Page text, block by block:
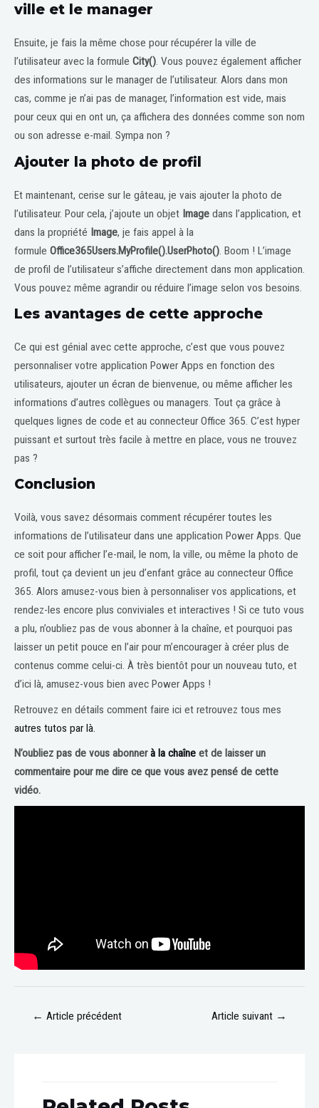
ville et le manager
Ensuite, je fais la même chose pour récupérer la ville de
l’utilisateur avec la formule City(). Vous pouvez également afficher
des informations sur le manager de l’utilisateur. Alors dans mon
cas, comme je n’ai pas de manager, l’information est vide, mais
pour ceux qui en ont un, ça affichera des données comme son nom
ou son adresse e-mail. Sympa non ?
Ajouter la photo de profil
Et maintenant, cerise sur le gâteau, je vais ajouter la photo de
l’utilisateur. Pour cela, j’ajoute un objet Image dans l’application, et
dans la propriété Image, je fais appel à la
formule Office365Users.MyProfile().UserPhoto(). Boom ! L’image
de profil de l’utilisateur s’affiche directement dans mon application.
Vous pouvez même agrandir ou réduire l’image selon vos besoins.
Les avantages de cette approche
Ce qui est génial avec cette approche, c’est que vous pouvez
personnaliser votre application Power Apps en fonction des
utilisateurs, ajouter un écran de bienvenue, ou même afficher les
informations d’autres collègues ou managers. Tout ça grâce à
quelques lignes de code et au connecteur Office 365. C’est hyper
puissant et surtout très facile à mettre en place, vous ne trouvez
pas ?
Conclusion
Voilà, vous savez désormais comment récupérer toutes les
informations de l’utilisateur dans une application Power Apps. Que
ce soit pour afficher l’e-mail, le nom, la ville, ou même la photo de
profil, tout ça devient un jeu d’enfant grâce au connecteur Office
365. Alors amusez-vous bien à personnaliser vos applications, et
rendez-les encore plus conviviales et interactives ! Si ce tuto vous
a plu, n’oubliez pas de vous abonner à la chaîne, et pourquoi pas
laisser un petit pouce en l’air pour m’encourager à créer plus de
contenus comme celui-ci. À très bientôt pour un nouveau tuto, et
d’ici là, amusez-vous bien avec Power Apps !
Retrouvez en détails comment faire ici et retrouvez tous mes
autres tutos par là.
N’oubliez pas de vous abonnerà la chaîne et de laisser un
commentaire pour me dire ce que vous avez pensé de cette
vidéo.
← Article précédent Article suivant →